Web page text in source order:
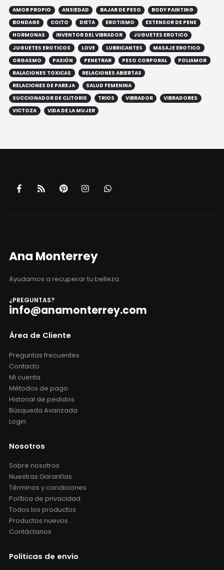
AMOR PROPIO ANSIEDAD BAJAR DE PESO
BODY PAINTING
BONDAGE
COITO DIETA EROTISMO
EXTENSOR DE PENE
HORMONAS
INVENTOR DEL VIBRADOR
JUGUETES EROTICO
JUGUETES EROTICOS
LOVE LUBRICANTES
MASAJE EROTICO
ORGASMO
PASIÓN PENETRAR PESO CORPORAL
POLIAMOR
RALACIONES TOXICAS
RELACIONES ABIERTAS
RELACIONES DE PAREJA
SALUD FEMENINA
SUCCIONADOR DE CLITORIS
TRIOS VIBRADOR
VIBRADORES
VICTOZA
VIDA DE LA MUJER
Ana Monterrey
Ayudamos a recuperar tu belleza.
¿PREGUNTAS?
info@anamonterrey.com
Área de Cliente
Preguntas frecuentes
Contacto
Mi cuenta
Métodos de pago
Historial de pedidos
Búsqueda Avanzada
Login
Nosotros
Sobre nosotros
Nuestras Garantías
Términos y condiciones
Política de privacidad
Todos los productos
Productos nuevos
Contáctanos
Políticas de envío